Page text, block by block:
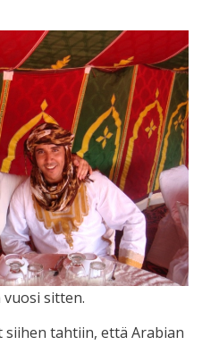
sitten.
tahtiin, että Arabian